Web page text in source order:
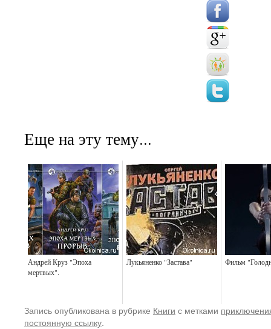
Еще на эту тему...
Андрей Круз "Эпоха
мертвых".
Лукьяненко "Застава" Фильм
Запись опубликована в рубрике Книги с метками
постоянную ссылку.